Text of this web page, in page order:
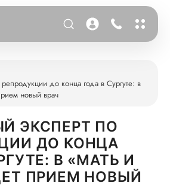
до конца года в Сургуте: в
новый врач
ЭКСПЕРТ ПО
ДО КОНЦА
В «МАТЬ И
ПРИЕМ НОВЫЙ